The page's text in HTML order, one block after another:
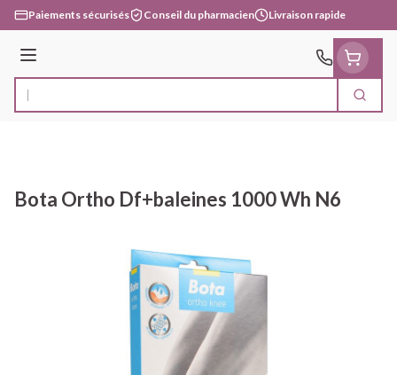
Aller au contenu
Paiements sécurisés Conseil du pharmacien Livraison rapide
Menu
Rechercher
Bota Ortho Df+baleines 1000 Wh N6